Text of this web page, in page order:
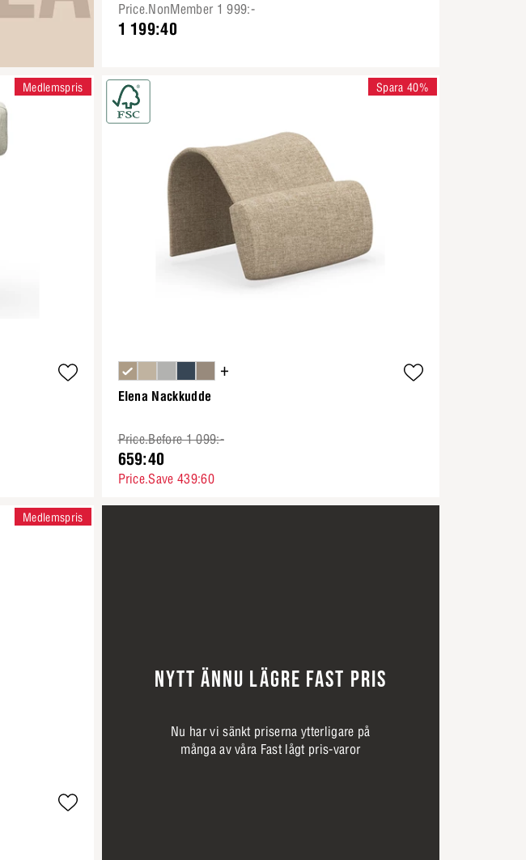
Price.NonMember 1 999:-
1 199:40
Medlemspris
+
Elena Nackkudde
Price.Before 1 099:-
659:40
Price.Save 439:60
Spara 40%
Medlemspris
NYTT ÄNNU LÄGRE FAST PRIS
Nu har vi sänkt priserna ytterligare på
många av våra Fast lågt pris-varor